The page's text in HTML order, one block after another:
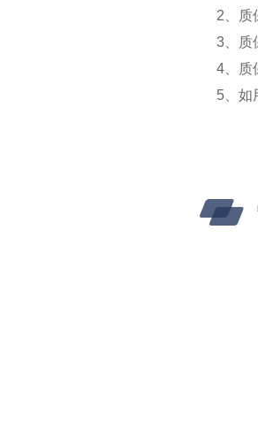
2、质
3、质
4、质
5、如